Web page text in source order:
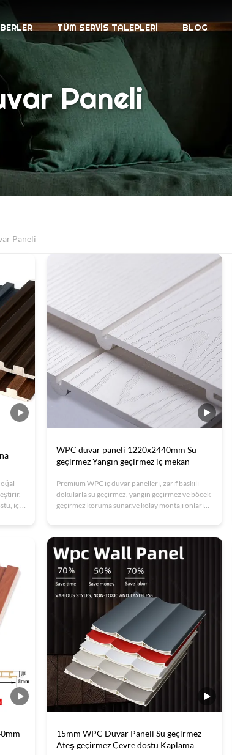
TÜM SERVIS TALEPLERI BLOG
Paneli
Paneli
iç /
WPC duvar paneli 1220x2440mm Su
geçirmez Yangın geçirmez iç mekan
Premium WPC iç duvar panelleri, zarif baskılı
dokularla su geçirmez, yangın geçirmez ve böcek
geçirmez koruma sunar.ve kolay montajı onları
15mm WPC Duvar Paneli Su geçirmez
Ateş geçirmez Çevre dostu Kaplama